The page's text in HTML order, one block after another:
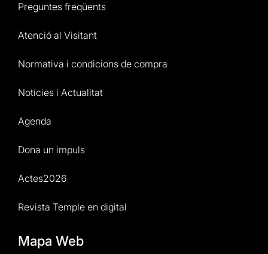
Preguntes freqüents
Atenció al Visitant
Normativa i condicions de compra
Notícies i Actualitat
Agenda
Dona un impuls
Actes2026
Revista Temple en digital
Mapa Web